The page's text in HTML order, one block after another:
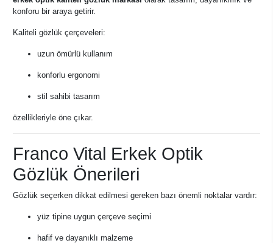
konforu bir araya getirir.
Kaliteli gözlük çerçeveleri:
uzun ömürlü kullanım
konforlu ergonomi
stil sahibi tasarım
özellikleriyle öne çıkar.
Franco Vital Erkek Optik
Gözlük Önerileri
Gözlük seçerken dikkat edilmesi gereken bazı önemli noktalar vardır:
yüz tipine uygun çerçeve seçimi
hafif ve dayanıklı malzeme